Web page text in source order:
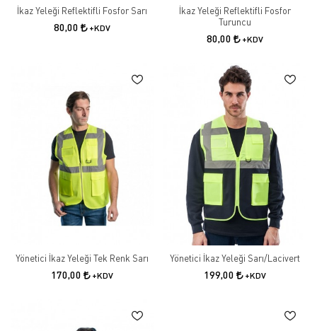
İkaz Yeleği Reflektifli Fosfor Sarı
80,00 +KDV
İkaz Yeleği Reflektifli Fosfor
Turuncu
80,00 +KDV
Yönetici İkaz Yeleği Tek Renk Sarı
170,00 +KDV
Yönetici İkaz Yeleği Sarı/Lacivert
199,00 +KDV